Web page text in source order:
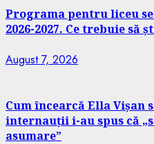
Programa pentru liceu
2026-2027. Ce trebuie să
August 7, 2026
Cum încearcă Ella Vișan
internauții i-au spus că
asumare”